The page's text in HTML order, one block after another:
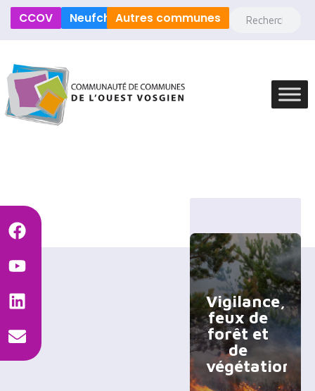
CCOV NeufchâteauAutres communes
Vigilance,
feux de
forêt et
de
végétation